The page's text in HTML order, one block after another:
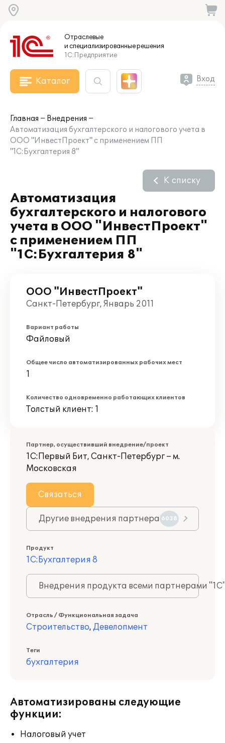
Отраслевые
и специализированныерешения
1С:Предприятие
Каталог Вход
Главная
Внедрения
Автоматизация бухгалтерского и налогового учета в
OOO "ИнвестПроект" с применением ПП
"1С:Бухгалтерия 8"
Автоматизация
бухгалтерского и налогового
учета в OOO "ИнвестПроект"
с применением ПП
"1С:Бухгалтерия 8"
К списку
OOO "ИнвестПроект"
Санкт-Петербург, Январь 2011
Вариант работы
Файловый
Общее число автоматизированных рабочих мест
1
Количество одновременно работающих клиентов
Толстый клиент: 1
Партнер, осуществивший внедрение/проект
1С:Первый Бит, Санкт-Петербург – м.
Московская
Связаться
Другие внедрения партнера 6038
Продукт
1С:Бухгалтерия 8
Внедрения продукта всеми партнерами
Отрасль / Функциональная задача
Строительство, Девелопмент
Теги
бухгалтерия
Автоматизированы следующие
функции:
Налоговый учет